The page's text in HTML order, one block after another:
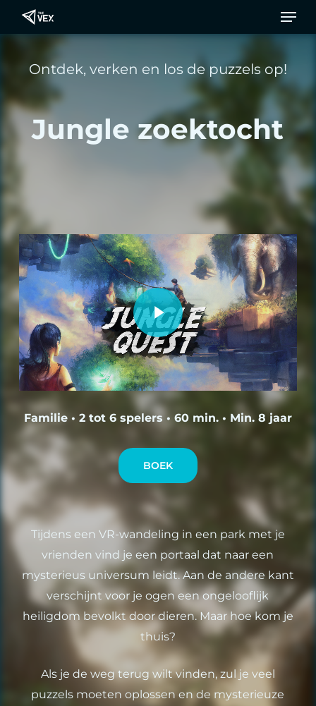
hoofdinhoud
Menu
Ontdek, verken en los de puzzels op!
Jungle zoektocht
Video afspelen
Video afspelen
Familie • 2 tot 6 spelers • 60 min. • Min. 8 jaar
BOEK
Tijdens een VR-wandeling in een park met je
vrienden vind je een portaal dat naar een
mysterieus universum leidt. Aan de andere kant
verschijnt voor je ogen een ongelooflijk
heiligdom bevolkt door dieren. Maar hoe kom je
thuis?
Als je de weg terug wilt vinden, zul je veel
puzzels moeten oplossen en de mysterieuze